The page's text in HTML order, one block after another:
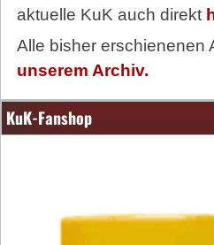
aktuelle KuK auch direkt
Alle bisher erschienenen
unserem Archiv.
KuK-Fanshop